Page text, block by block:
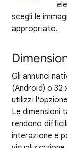
scegli le
appropriato.
Gli annunci
(Android) o 32
utilizzi
Le dimensioni
rendono
interazione e